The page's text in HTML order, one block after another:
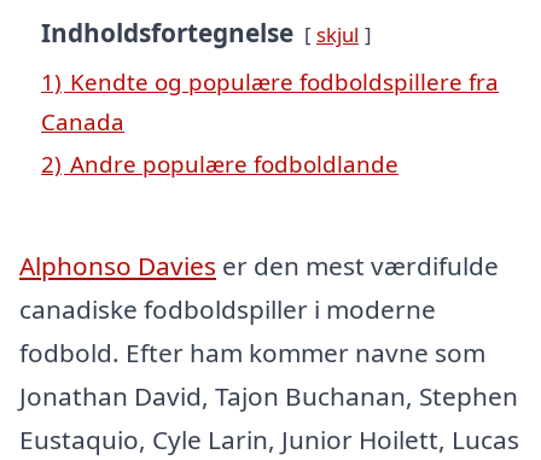
Indholdsfortegnelse skjul
1) Kendte og populære fodboldspillere fra
Canada
2) Andre populære fodboldlande
Alphonso Davies er den mest værdifulde
canadiske fodboldspiller i moderne
fodbold. Efter ham kommer navne som
Jonathan David, Tajon Buchanan, Stephen
Eustaquio, Cyle Larin, Junior Hoilett, Lucas